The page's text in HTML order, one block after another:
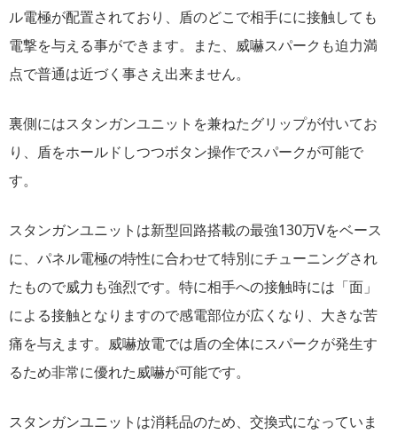
ル電極が配置されており、盾のどこで相手にに接触しても
電撃を与える事ができます。また、威嚇スパークも迫力満
点で普通は近づく事さえ出来ません。
裏側にはスタンガンユニットを兼ねたグリップが付いてお
り、盾をホールドしつつボタン操作でスパークが可能で
す。
スタンガンユニットは新型回路搭載の最強130万Vをベース
に、パネル電極の特性に合わせて特別にチューニングされ
たもので威力も強烈です。特に相手への接触時には「面」
による接触となりますので感電部位が広くなり、大きな苦
痛を与えます。威嚇放電では盾の全体にスパークが発生す
るため非常に優れた威嚇が可能です。
スタンガンユニットは消耗品のため、交換式になっていま